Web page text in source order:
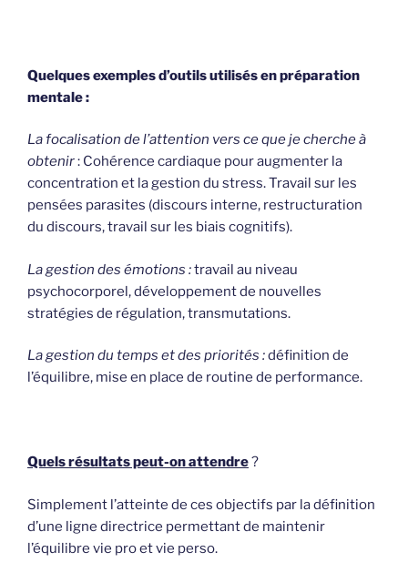
Quelques exemples d’outils utilisés en préparation
mentale :
La focalisation de l’attention vers ce que je cherche à
obtenir: Cohérence cardiaque pour augmenter la
concentration et la gestion du stress. Travail sur les
pensées parasites (discours interne, restructuration
du discours, travail sur les biais cognitifs).
La gestion des émotions :travail au niveau
psychocorporel, développement de nouvelles
stratégies de régulation, transmutations.
La gestion du temps et des priorités :définition de
l’équilibre, mise en place de routine de performance.
Quels résultats peut-on attendre?
Simplement l’atteinte de ces objectifs par la définition
d’une ligne directrice permettant de maintenir
l’équilibre vie pro et vie perso.